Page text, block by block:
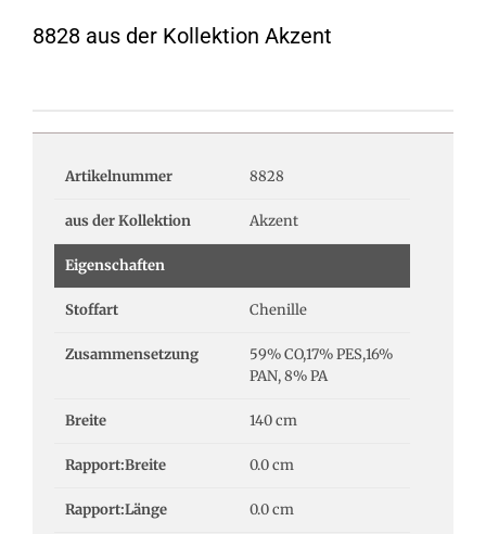
8828 aus der Kollektion Akzent
Artikelnummer 8828
aus der Kollektion Akzent
Eigenschaften
Stoffart Chenille
Zusammensetzung
59% CO,17% PES,16%
PAN, 8% PA
Breite 140 cm
Rapport:Breite 0.0 cm
Rapport:Länge 0.0 cm